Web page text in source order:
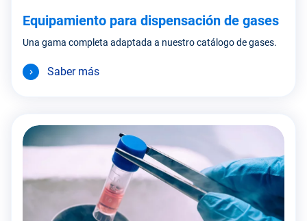
Equipamiento para dispensación de gases
Una gama completa adaptada a nuestro catálogo de gases.
Saber más